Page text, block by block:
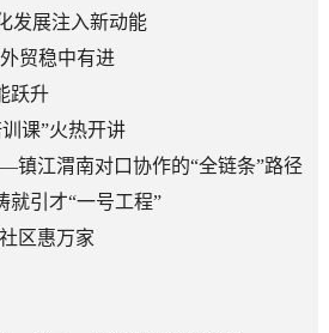
发展注入新动能
贸稳中有进
跃升
课”火热开讲
江渭南对口协作的“全链条”路径
就引才“一号工程”
区惠万家